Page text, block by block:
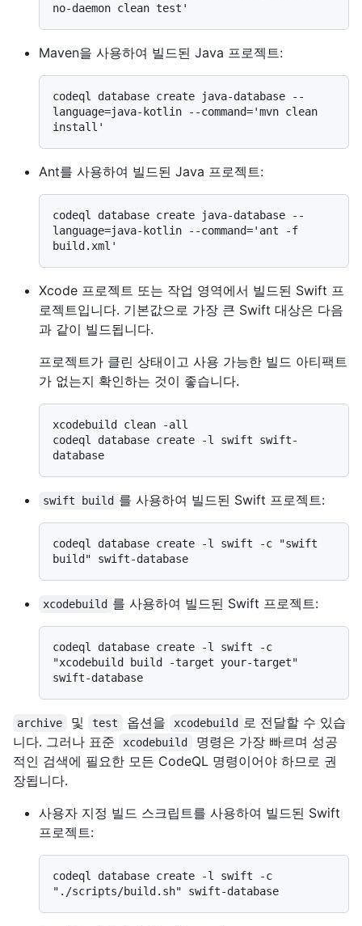
Maven을 사용하여 빌드된 Java 프로젝트:
codeql database create java-database --
language=java-kotlin --command='mvn clean
Ant를 사용하여 빌드된 Java 프로젝트:
codeql database create java-database --
language=java-kotlin --command='ant -f
Xcode 프로젝트 또는 작업 영역에서 빌드된 Swift 프
로젝트입니다. 기본값으로 가장 큰 Swift 대상은 다음
과 같이 빌드됩니다.
프로젝트가 클린 상태이고 사용 가능한 빌드 아티팩트
가 없는지 확인하는 것이 좋습니다.
xcodebuild clean -all
codeql database create -l swift swift-
swift build 를 사용하여 빌드된 Swift 프로젝트:
codeql database create -l swift -c "swift
xcodebuild 를 사용하여 빌드된 Swift 프로젝트:
codeql database create -l swift -c
"xcodebuild build -target your-target"
archive 및 test 옵션을 xcodebuild
로 전달할 수 있습
니다. 그러나 표준
xcodebuild
명령은 가장 빠르며 성공
적인 검색에 필요한 모든 CodeQL 명령이어야 하므로 권
장됩니다.
사용자 지정 빌드 스크립트를 사용하여 빌드된 Swift
프로젝트:
codeql database create -l swift -c